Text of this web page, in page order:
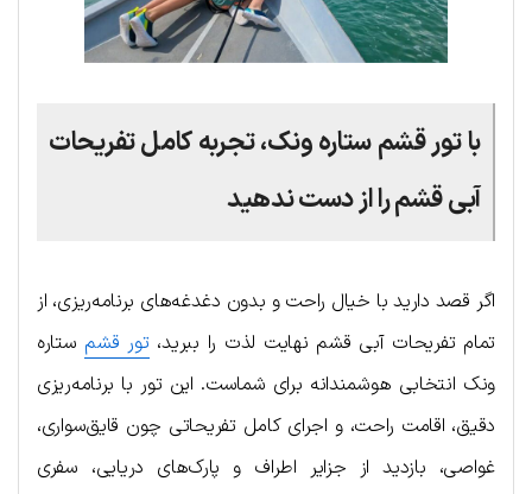
با تور قشم ستاره ونک، تجربه کامل تفریحات
آبی قشم را از دست ندهید
اگر قصد دارید با خیال راحت و بدون دغدغه‌های برنامه‌ریزی، از
تمام تفریحات آبی قشم نهایت لذت را ببرید، تور قشم ستاره
ونک انتخابی هوشمندانه برای شماست. این تور با برنامه‌ریزی
دقیق، اقامت راحت، و اجرای کامل تفریحاتی چون قایق‌سواری،
غواصی، بازدید از جزایر اطراف و پارک‌های دریایی، سفری